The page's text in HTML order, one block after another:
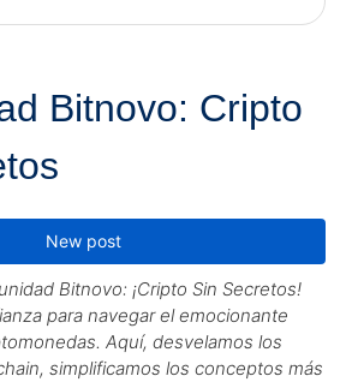
Bitnovo: Cripto
New post
Bitnovo: ¡Cripto Sin Secretos!
para navegar el emocionante
Aquí, desvelamos los
simplificamos los conceptos más